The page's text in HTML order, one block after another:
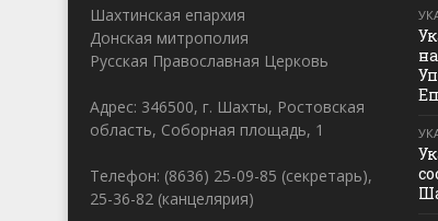
Шахтинская епархия
Донская митрополия
Русская Православная Церковь
Адрес: 346500, г. Шахты, Ростовская
область, Соборная площадь, 1
Телефон: (8636) 25-09-85 (секретарь),
25-36-82 (канцелярия)